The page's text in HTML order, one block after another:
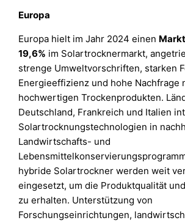
Europa
Europa hielt im Jahr 2024 einen
19,6% im Solartrocknermarkt,
strenge Umweltvorschriften, starken
Energieeffizienz und hohe Nachfrage
hochwertigen Trockenprodukten.
Deutschland, Frankreich und Italien
Solartrocknungstechnologien in
Landwirtschafts- und
hybride Solartrockner werden weit
eingesetzt, um die Produktqualität
zu erhalten. Unterstützung von
Forschungseinrichtungen,